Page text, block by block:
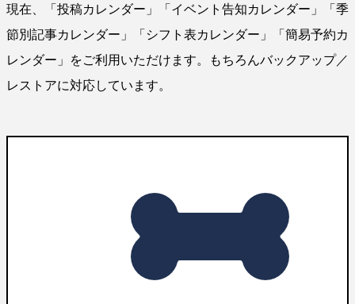
現在、「投稿カレンダー」「イベント告知カレンダー」「季
節別記事カレンダー」「シフト表カレンダー」「簡易予約カ
レンダー」をご利用いただけます。もちろんバックアップ／
レストアに対応しています。